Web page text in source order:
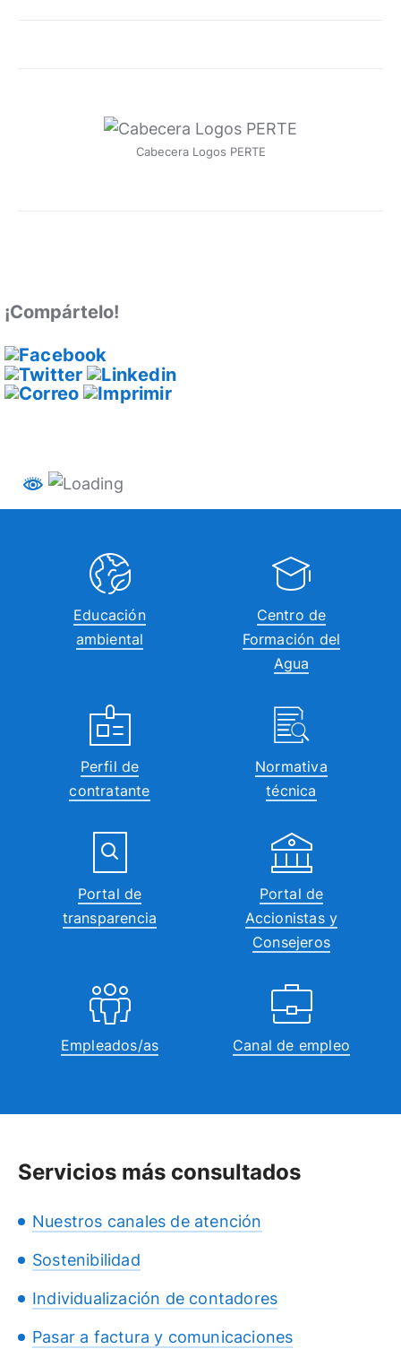
Cabecera Logos PERTE
¡Compártelo!
Educación
ambiental
Centro de
Formación del
Agua
Perfil de
contratante
Normativa
técnica
Portal de
transparencia
Portal de
Accionistas y
Consejeros
Empleados/as Canal de empleo
Servicios más consultados
Nuestros canales de atención
Sostenibilidad
Individualización de contadores
Pasar a factura y comunicaciones